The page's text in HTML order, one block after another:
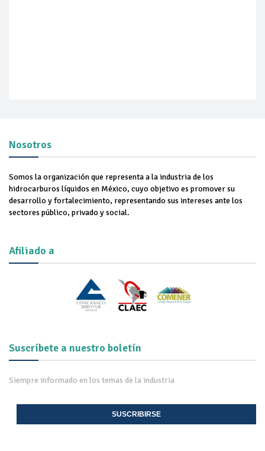
Nosotros
Somos la organización que representa a la industria de los
hidrocarburos líquidos en México, cuyo objetivo es promover su
desarrollo y fortalecimiento, representando sus intereses ante los
sectores público, privado y social.
Afiliado a
Suscríbete a nuestro boletín
Siempre informado en los temas de la industria
SUSCRIBIRSE